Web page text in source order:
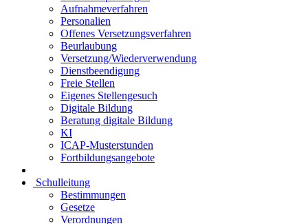
Aufnahmeverfahren
Personalien
Offenes Versetzungsverfahren
Beurlaubung
Versetzung/Wiederverwendung
Dienstbeendigung
Freie Stellen
Eigenes Stellengesuch
Digitale Bildung
Beratung digitale Bildung
KI
ICAP-Musterstunden
Fortbildungsangebote
Schulleitung
Bestimmungen
Gesetze
Verordnungen